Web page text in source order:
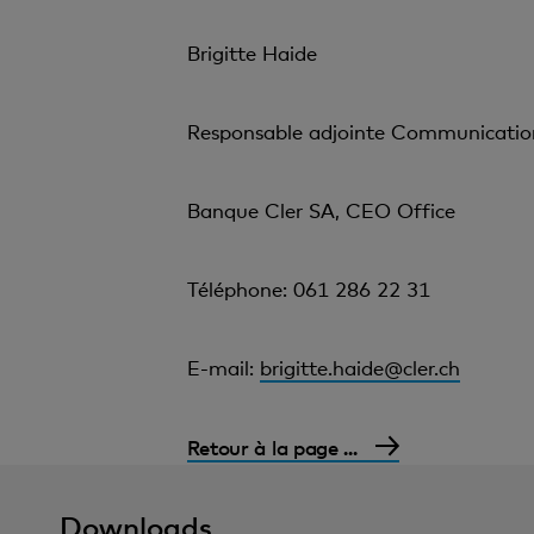
Brigitte Haide
Responsable adjointe
Banque Cler SA, CEO Office
Téléphone: 061 286 22 31
E-mail: brigitte.haide@cler.ch
Retour à la page ...
Downloads